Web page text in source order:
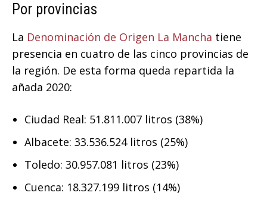
Por provincias
La Denominación de Origen La Mancha tiene
presencia en cuatro de las cinco provincias de
la región. De esta forma queda repartida la
añada 2020:
Ciudad Real: 51.811.007 litros (38%)
Albacete: 33.536.524 litros (25%)
Toledo: 30.957.081 litros (23%)
Cuenca: 18.327.199 litros (14%)